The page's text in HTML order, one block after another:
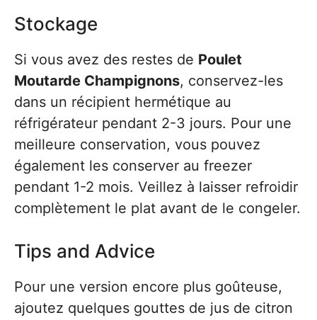
Stockage
Si vous avez des restes de Poulet
Moutarde Champignons, conservez-les
dans un récipient hermétique au
réfrigérateur pendant 2-3 jours. Pour une
meilleure conservation, vous pouvez
également les conserver au freezer
pendant 1-2 mois. Veillez à laisser refroidir
complètement le plat avant de le congeler.
Tips and Advice
Pour une version encore plus goûteuse,
ajoutez quelques gouttes de jus de citron